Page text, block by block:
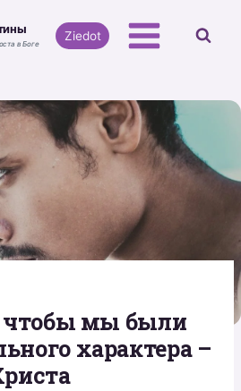
в Боге
Ziedot
чтобы мы были
характера –